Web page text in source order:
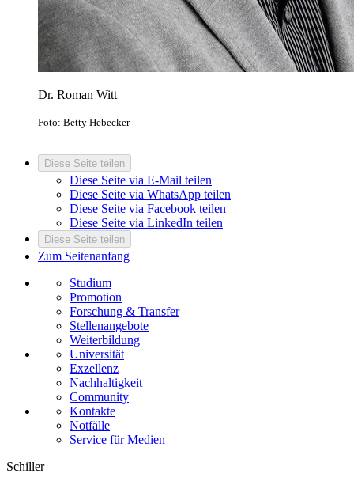
Dr. Roman Witt
Foto: Betty Hebecker
Diese Seite teilen
Diese Seite via E-Mail teilen
Diese Seite via WhatsApp teilen
Diese Seite via Facebook teilen
Diese Seite via LinkedIn teilen
Diese Seite teilen
Zum Seitenanfang
Studium
Promotion
Forschung & Transfer
Stellenangebote
Weiterbildung
Universität
Exzellenz
Nachhaltigkeit
Community
Kontakte
Notfälle
Service für Medien
Schiller